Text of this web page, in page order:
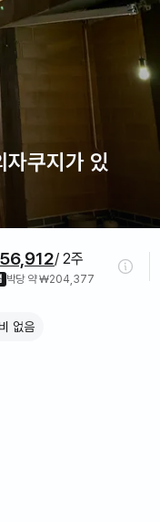
자쿠지가 있
/ 2주
박당 약 ₩204,377
없음